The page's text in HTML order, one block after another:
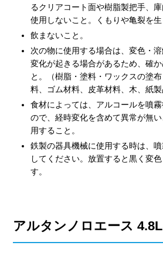
るクリアコート面や樹脂製把手、
使用しないこと。くもりや亀裂を生
飲まないこと。
次の物に使用する場合は、変色・
変化が起きる場合があるため、確
と。（樹脂・塗料・ワックスの塗
料、ゴム材料、皮革材料、木、紙製
食材によっては、アルコールを噴
ので、経時変化を含めて異常が無
用すること。
鉄製の器具機械に使用する時は、
してください。放置すると黒く変
す。
アルタンノロエース